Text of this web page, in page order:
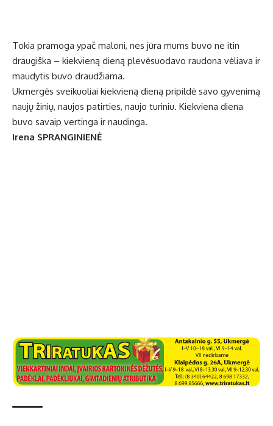
Tokia pramoga ypač maloni, nes jūra mums buvo ne itin
draugiška – kiekvieną dieną plevėsuodavo raudona vėliava ir
maudytis buvo draudžiama.
Ukmergės sveikuoliai kiekvieną dieną pripildė savo gyvenimą
naujų žinių, naujos patirties, naujo turiniu. Kiekviena diena
buvo savaip vertinga ir naudinga.
Irena SPRANGINIENĖ